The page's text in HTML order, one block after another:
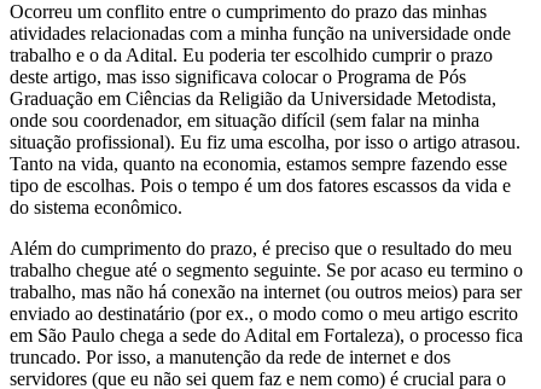
Ocorreu um conflito entre o cumprimento do prazo das minhas
atividades relacionadas com a minha função na universidade onde
trabalho e o da Adital. Eu poderia ter escolhido cumprir o prazo
deste artigo, mas isso significava colocar o Programa de Pós
Graduação em Ciências da Religião da Universidade Metodista,
onde sou coordenador, em situação difícil (sem falar na minha
situação profissional). Eu fiz uma escolha, por isso o artigo atrasou.
Tanto na vida, quanto na economia, estamos sempre fazendo esse
tipo de escolhas. Pois o tempo é um dos fatores escassos da vida e
do sistema econômico.
Além do cumprimento do prazo, é preciso que o resultado do meu
trabalho chegue até o segmento seguinte. Se por acaso eu termino o
trabalho, mas não há conexão na internet (ou outros meios) para ser
enviado ao destinatário (por ex., o modo como o meu artigo escrito
em São Paulo chega a sede do Adital em Fortaleza), o processo fica
truncado. Por isso, a manutenção da rede de internet e dos
servidores (que eu não sei quem faz e nem como) é crucial para o